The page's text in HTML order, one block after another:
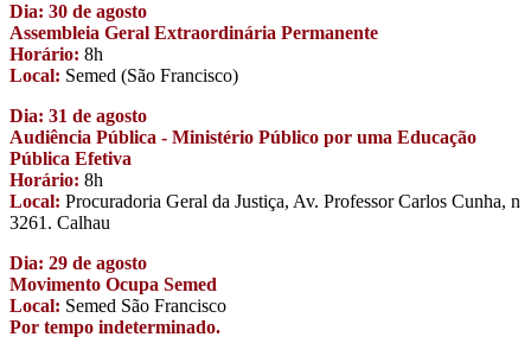
Dia: 30 de agosto
Assembleia Geral Extraordinária Permanente
Horário: 8h
Local: Semed (São Francisco)
Dia: 31 de agosto
Audiência Pública - Ministério Público por uma Educação
Pública Efetiva
Horário: 8h
Local: Procuradoria Geral da Justiça, Av. Professor Carlos Cunha, n
3261. Calhau
Dia: 29 de agosto
Movimento Ocupa Semed
Local: Semed São Francisco
Por tempo indeterminado.